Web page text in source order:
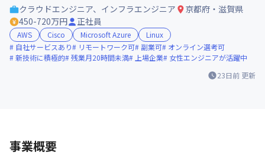
23日前 更新
クラウドエンジニア、インフラエンジニア
京都府・滋賀県
450-720万円
正社員
AWS Cisco Microsoft Azure
Linux
自社サービスあり
リモートワーク可 副業可
オンライン選考可
新技術に積極的 残業月20時間未満 上場企業 女性エンジニアが活躍中
事業概要